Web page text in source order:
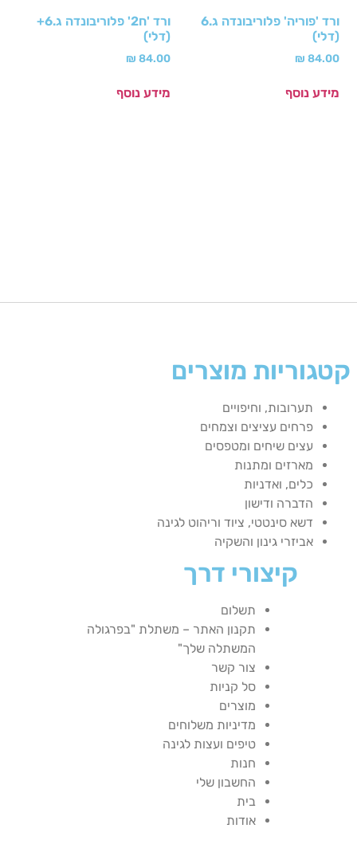
ורד 'פוריה' פלוריבונדה ג.6
(דלי)
₪ 84.00
מידע נוסף
ורד 'ח2' פלוריבונדה ג.6+
(דלי)
₪ 84.00
מידע נוסף
קטגוריות מוצרים
תערובות, וחיפויים
פרחים עציצים וצמחים
עצים שיחים ומטפסים
מארזים ומתנות
כלים, ואדניות
הדברה ודישון
דשא סינטטי, ציוד וריהוט לגינה
אביזרי גינון והשקיה
קיצורי דרך
תשלום
תקנון האתר – משתלת "בפרגולה
המשתלה שלך"
צור קשר
סל קניות
מוצרים
מדיניות משלוחים
טיפים ועצות לגינה
חנות
החשבון שלי
בית
אודות